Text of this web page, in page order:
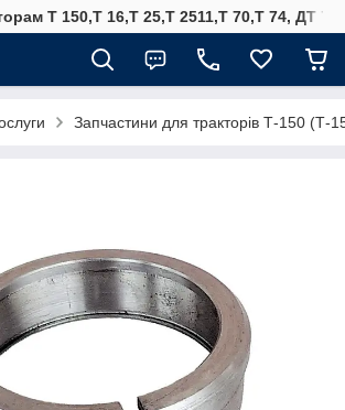
Т 150,Т 16,Т 25,Т 2511,Т 70,Т 74, ДТ
Запчастини для тракторів Т-150